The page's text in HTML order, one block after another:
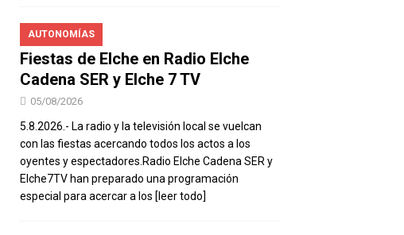
AUTONOMÍAS
Fiestas de Elche en Radio Elche
Cadena SER y Elche 7 TV
05/08/2026
5.8.2026.- La radio y la televisión local se vuelcan
con las fiestas acercando todos los actos a los
oyentes y espectadores.Radio Elche Cadena SER y
Elche7TV han preparado una programación
especial para acercar a los [leer todo]